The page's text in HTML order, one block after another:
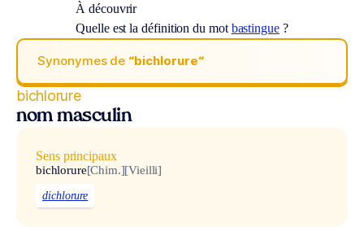
À découvrir
Quelle est la définition du mot bastingue?
Synonymes de “bichlorure“
bichlorure
nom masculin
Sens principaux
bichlorure[Chim.][Vieilli]
dichlorure